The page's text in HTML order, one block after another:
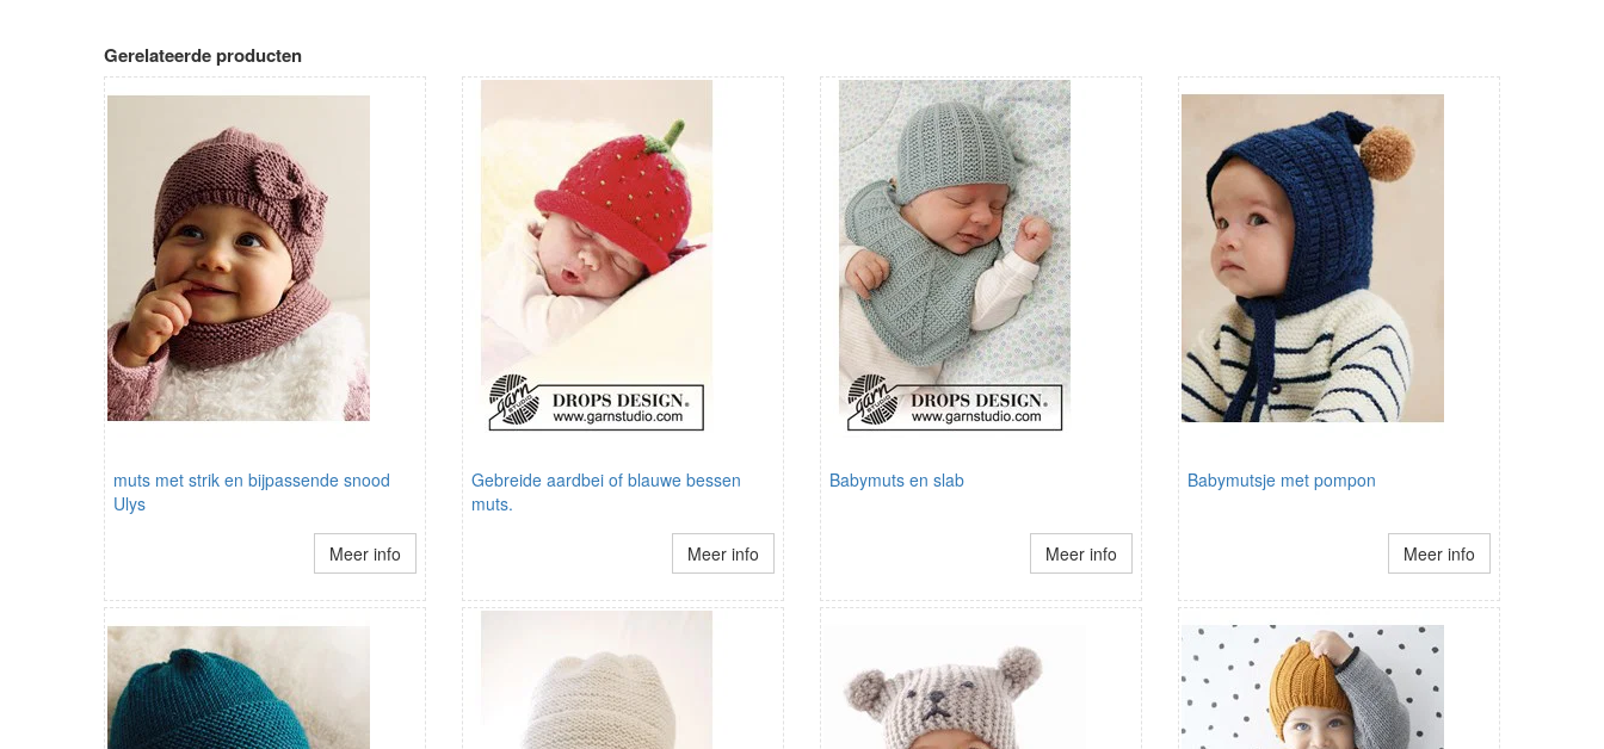
Gerelateerde producten
muts met strik en bijpassende snood
Ulys
Meer info
Gebreide aardbei of blauwe bessen
muts.
Meer info
Babymuts en slab
Meer info
Babymutsje met pompon
Meer info